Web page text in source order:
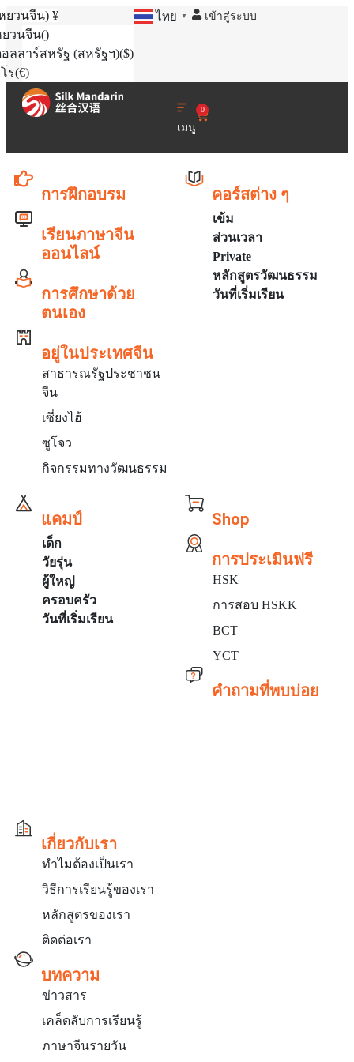
ยวนจีน) ¥
วนจีน()
ลลาร์สหรัฐ (สหรัฐฯ)($)
ร(€)
ไทย ▼ เข้าสู่ระบบ
เมนู
0
การฝึกอบรม
เรียนภาษาจีน
ออนไลน์
การศึกษาด้วย
ตนเอง
อยู่ในประเทศจีน
สาธารณรัฐประชาชน
จีน
เซี่ยงไฮ้
ซูโจว
กิจกรรมทางวัฒนธรรม
คอร์สต่าง ๆ
เข้ม
ส่วนเวลา
Private
หลักสูตรวัฒนธรรม
วันที่เริ่มเรียน
แคมป์
เด็ก
วัยรุ่น
ผู้ใหญ่
ครอบครัว
วันที่เริ่มเรียน
Shop
การประเมินฟรี
HSK
การสอบ HSKK
BCT
YCT
คำถามที่พบบ่อย
เกี่ยวกับเรา
ทำไมต้องเป็นเรา
วิธีการเรียนรู้ของเรา
หลักสูตรของเรา
ติดต่อเรา
บทความ
ข่าวสาร
เคล็ดลับการเรียนรู้
ภาษาจีนรายวัน